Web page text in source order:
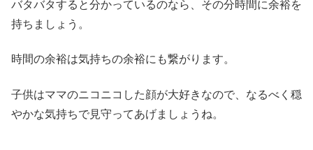
バタバタすると分かっているのなら、その分時間に余裕を
持ちましょう。
時間の余裕は気持ちの余裕にも繋がります。
子供はママのニコニコした顔が大好きなので、なるべく穏
やかな気持ちで見守ってあげましょうね。